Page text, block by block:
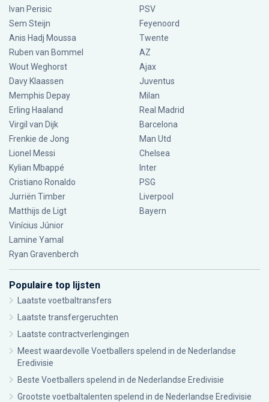
Ivan Perisic
Sem Steijn
Anis Hadj Moussa
Ruben van Bommel
Wout Weghorst
Davy Klaassen
Memphis Depay
Erling Haaland
Virgil van Dijk
Frenkie de Jong
Lionel Messi
Kylian Mbappé
Cristiano Ronaldo
Jurriën Timber
Matthijs de Ligt
Vinícius Júnior
Lamine Yamal
Ryan Gravenberch
PSV
Feyenoord
Twente
AZ
Ajax
Juventus
Milan
Real Madrid
Barcelona
Man Utd
Chelsea
Inter
PSG
Liverpool
Bayern
Populaire top lijsten
Laatste voetbaltransfers
Laatste transfergeruchten
Laatste contractverlengingen
Meest waardevolle Voetballers spelend in de Nederlandse
Eredivisie
Beste Voetballers spelend in de Nederlandse Eredivisie
Grootste voetbaltalenten spelend in de Nederlandse Eredivisie